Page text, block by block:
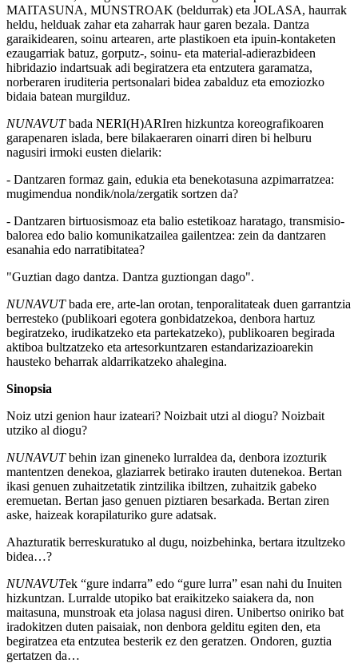
MAITASUNA, MUNSTROAK (beldurrak) eta JOLASA, haurrak
heldu, helduak zahar eta zaharrak haur garen bezala. Dantza
garaikidearen, soinu artearen, arte plastikoen eta ipuin-kontaketen
ezaugarriak batuz, gorputz-, soinu- eta material-adierazbideen
hibridazio indartsuak adi begiratzera eta entzutera garamatza,
norberaren iruditeria pertsonalari bidea zabalduz eta emoziozko
bidaia batean murgilduz.
NUNAVUTbada NERI(H)ARIren hizkuntza koreografikoaren
garapenaren islada, bere bilakaeraren oinarri diren bi helburu
nagusiri irmoki eusten dielarik:
- Dantzaren formaz gain, edukia eta benekotasuna azpimarratzea:
mugimendua nondik/nola/zergatik sortzen da?
- Dantzaren birtuosismoaz eta balio estetikoaz haratago, transmisio-
balorea edo balio komunikatzailea gailentzea: zein da dantzaren
esanahia edo narratibitatea?
"Guztian dago dantza. Dantza guztiongan dago".
NUNAVUTbada ere, arte-lan orotan, tenporalitateak duen garrantzia
berresteko (publikoari egotera gonbidatzekoa, denbora hartuz
begiratzeko, irudikatzeko eta partekatzeko), publikoaren begirada
aktiboa bultzatzeko eta artesorkuntzaren estandarizazioarekin
hausteko beharrak aldarrikatzeko ahalegina.
Sinopsia
Noiz utzi genion haur izateari? Noizbait utzi al diogu? Noizbait
utziko al diogu?
NUNAVUTbehin izan gineneko lurraldea da, denbora izozturik
mantentzen denekoa, glaziarrek betirako irauten dutenekoa. Bertan
ikasi genuen zuhaitzetatik zintzilika ibiltzen, zuhaitzik gabeko
eremuetan. Bertan jaso genuen piztiaren besarkada. Bertan ziren
aske, haizeak korapilaturiko gure adatsak.
Ahazturatik berreskuratuko al dugu, noizbehinka, bertara itzultzeko
bidea…?
NUNAVUTek “gure indarra” edo “gure lurra” esan nahi du Inuiten
hizkuntzan. Lurralde utopiko bat eraikitzeko saiakera da, non
maitasuna, munstroak eta jolasa nagusi diren. Unibertso oniriko bat
iradokitzen duten paisaiak, non denbora gelditu egiten den, eta
begiratzea eta entzutea besterik ez den geratzen. Ondoren, guztia
gertatzen da…